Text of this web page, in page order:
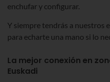
enchufar y configurar.
Y siempre tendrás a nuestros
para echarte una mano si lo
La mejor conexión en
Euskadi